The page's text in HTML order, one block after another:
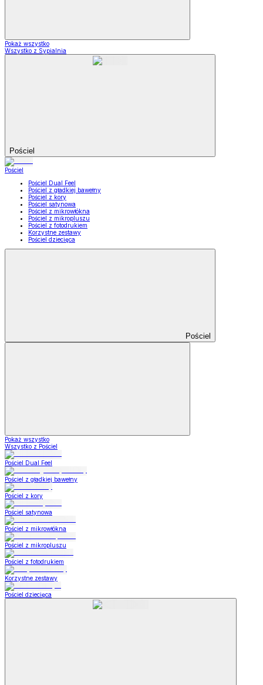
Pokaż wszystko
Wszystko z Sypialnia
Pościel
Pościel
Pościel Dual Feel
Pościel z gładkiej bawełny
Pościel z kory
Pościel satynowa
Pościel z mikrowłókna
Pościel z mikropluszu
Pościel z fotodrukiem
Korzystne zestawy
Pościel dziecięca
Pościel
Pokaż wszystko
Wszystko z Pościel
Pościel Dual Feel
Pościel z gładkiej bawełny
Pościel z kory
Pościel satynowa
Pościel z mikrowłókna
Pościel z mikropluszu
Pościel z fotodrukiem
Korzystne zestawy
Pościel dziecięca